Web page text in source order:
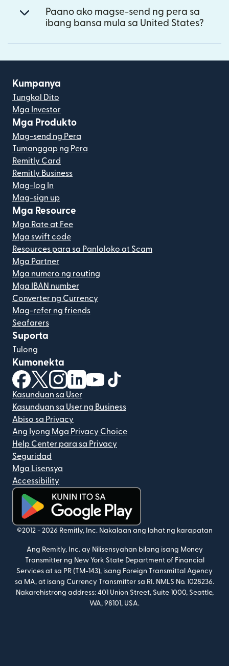
Paano ako magse-send ng pera sa
ibang bansa mula sa United States?
Kumpanya
Tungkol Dito
Mga Investor
Mga Produkto
Mag-send ng Pera
Tumanggap ng Pera
Remitly Card
Remitly Business
Mag-log In
Mag-sign up
Mga Resource
Mga Rate at Fee
Mga swift code
Resources para sa Panloloko at Scam
Mga Partner
Mga numero ng routing
Mga IBAN number
Converter ng Currency
Mag-refer ng friends
Seafarers
Suporta
Tulong
Kumonekta
(bubukas sa bagong window)
(bubukas sa bagong window)
(bubukas sa bagong window)
(bubukas sa bagong window)
(bubukas sa bagong window)
Kasunduan sa User
Kasunduan sa User ng Business
Abiso sa Privacy
Ang Iyong Mga Privacy Choice
Help Center para sa Privacy
Seguridad
Mga Lisensya
Accessibility
(bubukas sa bagong window)
©2012 - 2026 Remitly, Inc. Nakalaan ang lahat ng karapatan
Ang Remitly, Inc. ay Nilisensyahan bilang isang Money
Transmitter ng New York State Department of Financial
Services at sa PR (TM-143), isang Foreign Transmittal Agency
sa MA, at isang Currency Transmitter sa RI. NMLS No. 1028236.
Nakarehistrong address: 401 Union Street, Suite 1000, Seattle,
WA, 98101, USA.